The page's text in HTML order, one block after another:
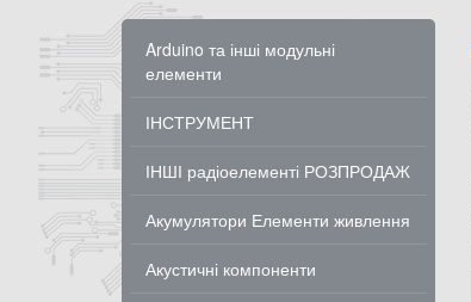
Arduino та інші модульні
елементи
ІНСТРУМЕНТ
ІНШІ радіоелементі РОЗПРОДАЖ
Акумулятори Елементи живлення
Акустичні компоненти